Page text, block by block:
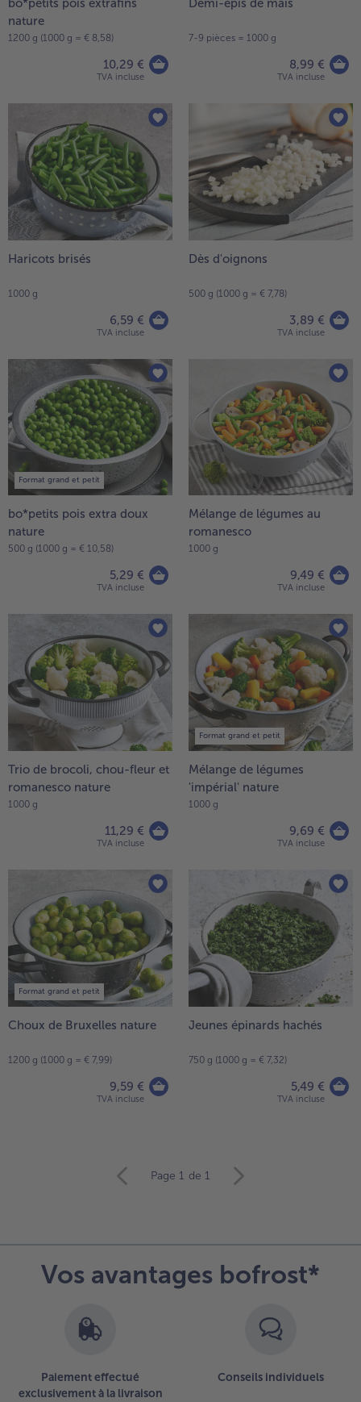
- 5 € à l’achat de 7 menus au choix
bo*petits pois extrafins
nature
1200 g (1000 g = € 8,58)
10,29 €
TVA incluse
Demi-épis de maïs
7-9 pièces = 1000 g
8,99 €
TVA incluse
Haricots brisés
1000 g
6,59 €
TVA incluse
Dès d'oignons
500 g (1000 g = € 7,78)
3,89 €
TVA incluse
Format grand et petit
bo*petits pois extra doux
nature
500 g (1000 g = € 10,58)
5,29 €
TVA incluse
Mélange de légumes au
romanesco
1000 g
9,49 €
TVA incluse
Trio de brocoli, chou-fleur et
romanesco nature
1000 g
11,29 €
TVA incluse
Format grand et petit
Mélange de légumes
'impérial' nature
1000 g
9,69 €
TVA incluse
Format grand et petit
Choux de Bruxelles nature
1200 g (1000 g = € 7,99)
9,59 €
TVA incluse
Jeunes épinards hachés
750 g (1000 g = € 7,32)
5,49 €
TVA incluse
des
articles.
Page 1 de 1
Vos avantages bofrost*
Paiement effectué
exclusivement à la livraison
Conseils individuels